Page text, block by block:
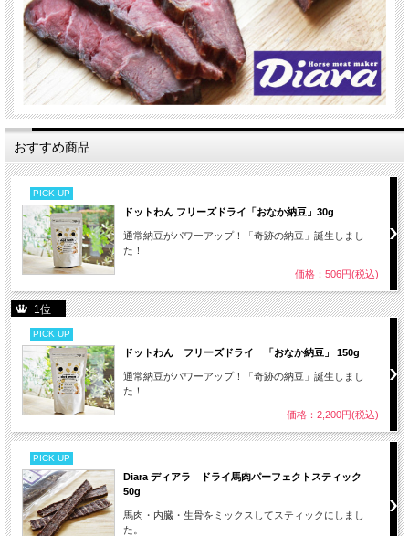
おすすめ商品
PICK UP
ドットわん フリーズドライ「おなか納豆」30g
通常納豆がパワーアップ！「奇跡の納豆」誕生しまし
た！
価格：506円(税込)
1位
PICK UP
ドットわん フリーズドライ 「おなか納豆」 150g
通常納豆がパワーアップ！「奇跡の納豆」誕生しまし
た！
価格：2,200円(税込)
PICK UP
Diara ディアラ ドライ馬肉パーフェクトスティック
50g
馬肉・内臓・生骨をミックスしてスティックにしまし
た。